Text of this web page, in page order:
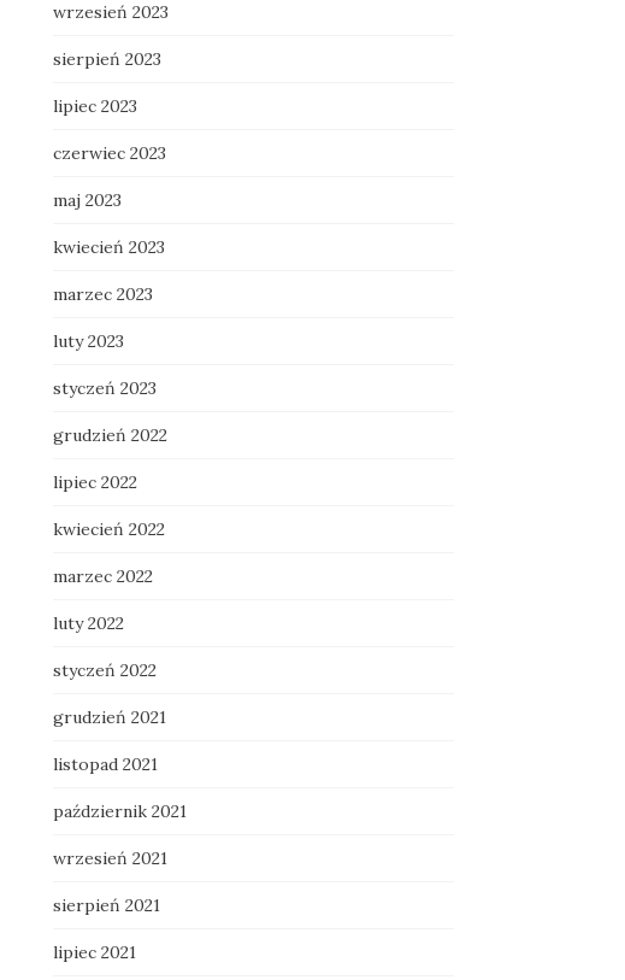
wrzesień 2023
sierpień 2023
lipiec 2023
czerwiec 2023
maj 2023
kwiecień 2023
marzec 2023
luty 2023
styczeń 2023
grudzień 2022
lipiec 2022
kwiecień 2022
marzec 2022
luty 2022
styczeń 2022
grudzień 2021
listopad 2021
październik 2021
wrzesień 2021
sierpień 2021
lipiec 2021